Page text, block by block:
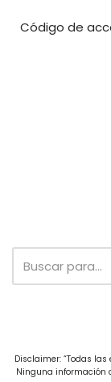
Código de
Disclaimer: “Todas
Ninguna información